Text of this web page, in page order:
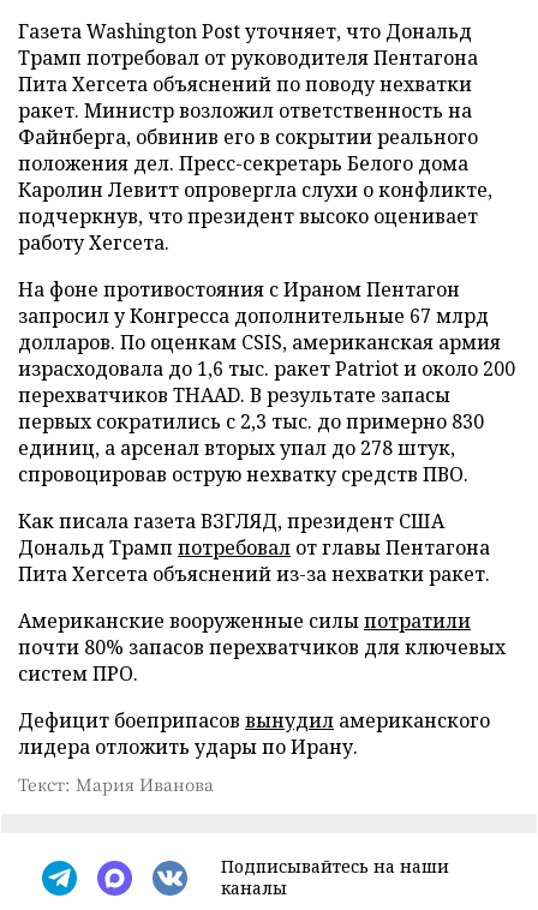
Газета Washington Post уточняет, что Дональд
Трамп потребовал от руководителя Пентагона
Пита Хегсета объяснений по поводу нехватки
ракет. Министр возложил ответственность на
Файнберга, обвинив его в сокрытии реального
положения дел. Пресс-секретарь Белого дома
Каролин Левитт опровергла слухи о конфликте,
подчеркнув, что президент высоко оценивает
работу Хегсета.
На фоне противостояния с Ираном Пентагон
запросил у Конгресса дополнительные 67 млрд
долларов. По оценкам CSIS, американская армия
израсходовала до 1,6 тыс. ракет Patriot и около 200
перехватчиков THAAD. В результате запасы
первых сократились с 2,3 тыс. до примерно 830
единиц, а арсенал вторых упал до 278 штук,
спровоцировав острую нехватку средств ПВО.
Как писала газета ВЗГЛЯД, президент США
Дональд Трамп потребовал от главы Пентагона
Пита Хегсета объяснений из-за нехватки ракет.
Американские вооруженные силыпотратили
почти 80% запасов перехватчиков для ключевых
систем ПРО.
Дефицит боеприпасов вынудил американского
лидера отложить удары по Ирану.
Текст: Мария Иванова
Подписывайтесь на наши
каналы